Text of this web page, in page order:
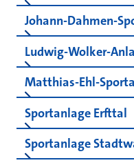
Johann-Dahmen-
Ludwig-Wolker-
Matthias-Ehl-
Sportanlage Erfttal
Sportanlage